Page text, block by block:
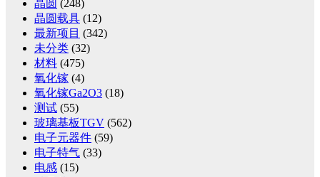
晶圆 (248)
晶圆载具 (12)
最新项目 (342)
未分类 (32)
材料 (475)
氧化镓 (4)
氧化镓Ga2O3 (18)
测试 (55)
玻璃基板TGV (562)
电子元器件 (59)
电子特气 (33)
电感 (15)